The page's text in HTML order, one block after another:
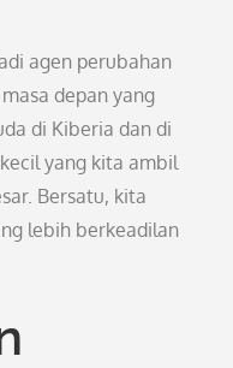
agen perubahan
depan yang
di Kiberia dan di
yang kita ambil
Bersatu, kita
lebih berkeadilan